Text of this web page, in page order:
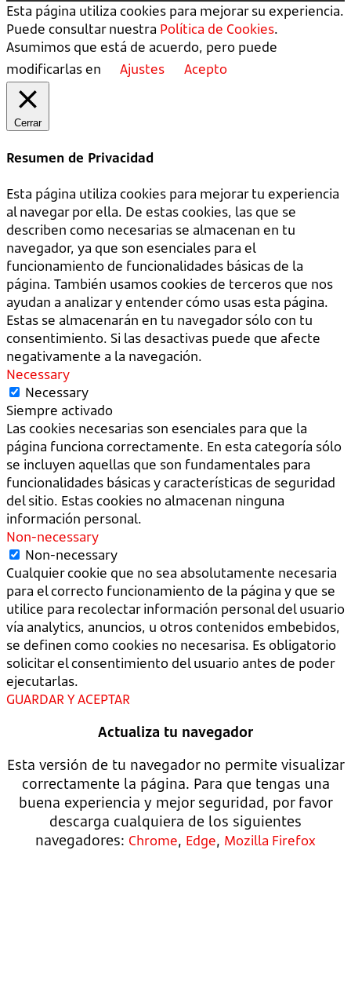
Esta página utiliza cookies para mejorar su experiencia.
Puede consultar nuestra Política de Cookies.
Asumimos que está de acuerdo, pero puede
modificarlas en
Ajustes Acepto
Cerrar
Resumen de Privacidad
Esta página utiliza cookies para mejorar tu experiencia
al navegar por ella. De estas cookies, las que se
describen como necesarias se almacenan en tu
navegador, ya que son esenciales para el
funcionamiento de funcionalidades básicas de la
página. También usamos cookies de terceros que nos
ayudan a analizar y entender cómo usas esta página.
Estas se almacenarán en tu navegador sólo con tu
consentimiento. Si las desactivas puede que afecte
negativamente a la navegación.
Necessary
Necessary
Siempre activado
Las cookies necesarias son esenciales para que la
página funciona correctamente. En esta categoría sólo
se incluyen aquellas que son fundamentales para
funcionalidades básicas y características de seguridad
del sitio. Estas cookies no almacenan ninguna
información personal.
Non-necessary
Non-necessary
Cualquier cookie que no sea absolutamente necesaria
para el correcto funcionamiento de la página y que se
utilice para recolectar información personal del usuario
vía analytics, anuncios, u otros contenidos embebidos,
se definen como cookies no necesarisa. Es obligatorio
solicitar el consentimiento del usuario antes de poder
ejecutarlas.
GUARDAR Y ACEPTAR
Actualiza tu navegador
Esta versión de tu navegador no permite visualizar
correctamente la página. Para que tengas una
buena experiencia y mejor seguridad, por favor
descarga cualquiera de los siguientes
navegadores: Chrome, Edge, Mozilla Firefox